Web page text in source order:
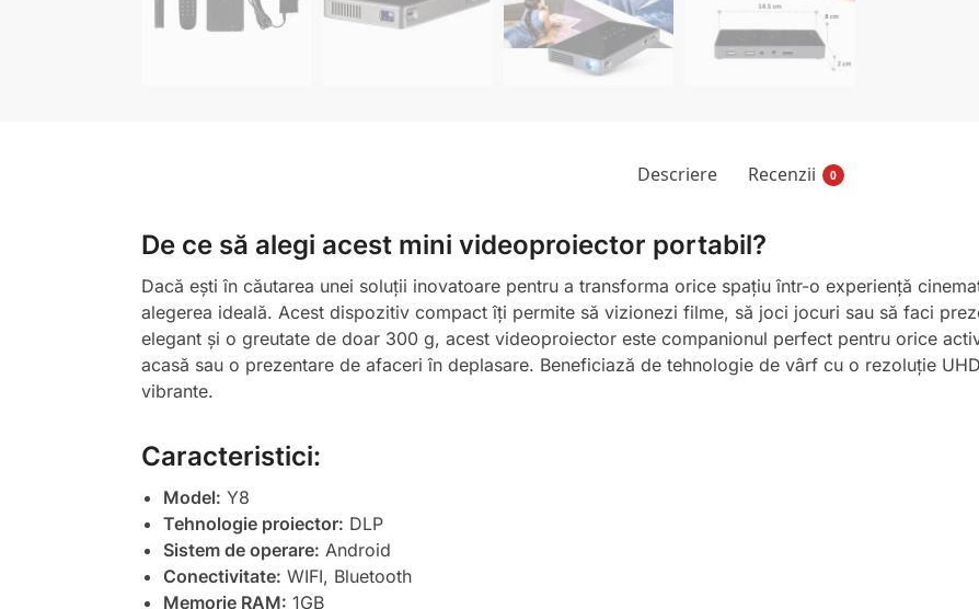
Descriere Recenzii 0
De ce să alegi acest mini videoproiector portabil?
Dacă ești în căutarea unei soluții inovatoare pentru a transforma orice spațiu într-o experiență
alegerea ideală. Acest dispozitiv compact îți permite să vizionezi filme, să joci jocuri sau să faci
elegant și o greutate de doar 300 g, acest videoproiector este companionul perfect pentru orice
acasă sau o prezentare de afaceri în deplasare. Beneficiază de tehnologie de vârf cu o rezoluție
vibrante.
Caracteristici:
Model: Y8
Tehnologie proiector: DLP
Sistem de operare: Android
Conectivitate: WIFI, Bluetooth
Memorie RAM: 1GB